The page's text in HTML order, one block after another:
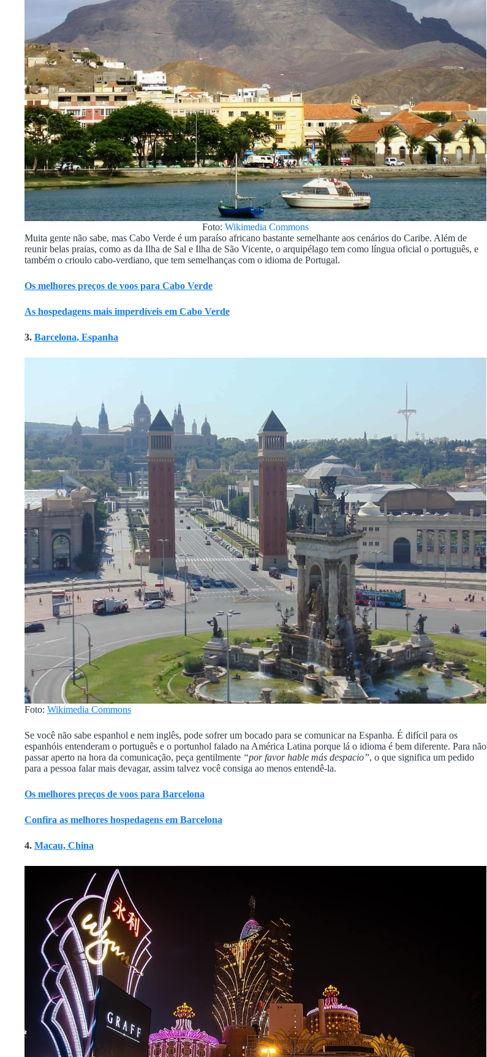
Foto:Wikimedia Commons
Muita gente não sabe, mas Cabo Verde é um paraíso africano bastante semelhante aos cenários do Caribe. Além de
reunir belas praias, como as da Ilha de Sal e Ilha de São Vicente, o arquipélago tem como língua oficial o português, e
também o crioulo cabo-verdiano, que tem semelhanças com o idioma de Portugal.
Os melhores preços de voos para Cabo Verde
As hospedagens mais imperdíveis em Cabo Verde
3. Barcelona, Espanha
Foto: Wikimedia Commons
Se você não sabe espanhol e nem inglês, pode sofrer um bocado para se comunicar na Espanha. É difícil para os
espanhóis entenderam o português e o portunhol falado na América Latina porque lá o idioma é bem diferente. Para não
passar aperto na hora da comunicação, peça gentilmente “por favor hable más despacio”, o que significa um pedido
para a pessoa falar mais devagar, assim talvez você consiga ao menos entendê-la.
Os melhores preços de voos para Barcelona
Confira as melhores hospedagens em Barcelona
4. Macau, China